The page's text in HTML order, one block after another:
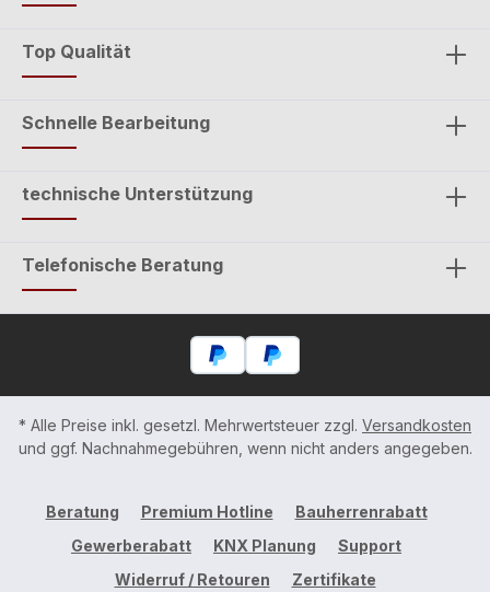
Top Qualität
Schnelle Bearbeitung
technische Unterstützung
Telefonische Beratung
* Alle Preise inkl. gesetzl. Mehrwertsteuer zzgl. Versandkosten
und ggf. Nachnahmegebühren, wenn nicht anders angegeben.
Beratung Premium Hotline
Bauherrenrabatt
Gewerberabatt
KNX Planung
Support
Widerruf / Retouren
Zertifikate